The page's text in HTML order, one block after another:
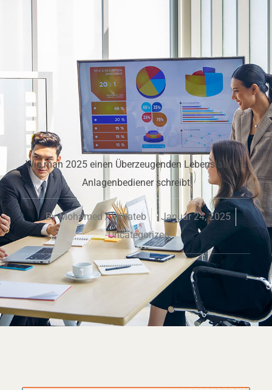
Wie man 2025 einen Überzeugenden Lebenslauf als
Anlagenbediener schreibt
ByMohamed Al Khateb
Januar 24, 2025
Uncategorized